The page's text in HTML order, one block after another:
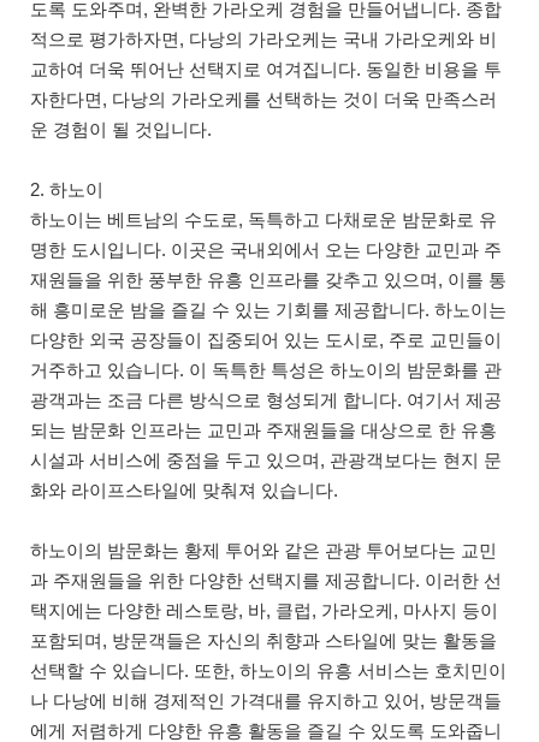
도록 도와주며, 완벽한 가라오케 경험을 만들어냅니다. 종합
적으로 평가하자면, 다낭의 가라오케는 국내 가라오케와 비
교하여 더욱 뛰어난 선택지로 여겨집니다. 동일한 비용을 투
자한다면, 다낭의 가라오케를 선택하는 것이 더욱 만족스러
운 경험이 될 것입니다.
2. 하노이
하노이는 베트남의 수도로, 독특하고 다채로운 밤문화로 유
명한 도시입니다. 이곳은 국내외에서 오는 다양한 교민과 주
재원들을 위한 풍부한 유흥 인프라를 갖추고 있으며, 이를 통
해 흥미로운 밤을 즐길 수 있는 기회를 제공합니다. 하노이는
다양한 외국 공장들이 집중되어 있는 도시로, 주로 교민들이
거주하고 있습니다. 이 독특한 특성은 하노이의 밤문화를 관
광객과는 조금 다른 방식으로 형성되게 합니다. 여기서 제공
되는 밤문화 인프라는 교민과 주재원들을 대상으로 한 유흥
시설과 서비스에 중점을 두고 있으며, 관광객보다는 현지 문
화와 라이프스타일에 맞춰져 있습니다.
하노이의 밤문화는 황제 투어와 같은 관광 투어보다는 교민
과 주재원들을 위한 다양한 선택지를 제공합니다. 이러한 선
택지에는 다양한 레스토랑, 바, 클럽, 가라오케, 마사지 등이
포함되며, 방문객들은 자신의 취향과 스타일에 맞는 활동을
선택할 수 있습니다. 또한, 하노이의 유흥 서비스는 호치민이
나 다낭에 비해 경제적인 가격대를 유지하고 있어, 방문객들
에게 저렴하게 다양한 유흥 활동을 즐길 수 있도록 도와줍니